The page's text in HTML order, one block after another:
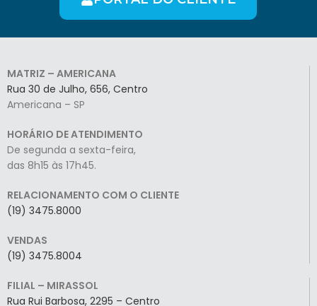
MATRIZ – AMERICANA
Rua 30 de Julho, 656, Centro
Americana – SP
HORÁRIO DE ATENDIMENTO
De segunda a sexta-feira,
das 8h15 às 17h45.
RELACIONAMENTO COM O CLIENTE
(19) 3475.8000
VENDAS
(19) 3475.8004
FILIAL – MIRASSOL
Rua Rui Barbosa, 2295 – Centro